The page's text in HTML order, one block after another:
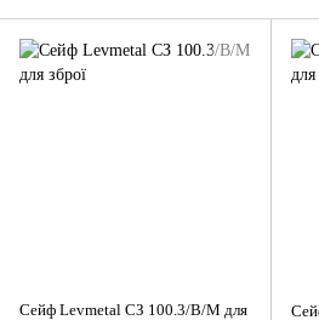
Сейф Levmetal СЗ 100.3/В/М для